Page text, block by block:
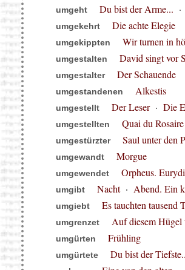
umgeht Du bist der Arme... ·
umgekehrt Die achte Elegie
umgekippten Wir turnen in
umgestalten David singt vor
umgestalter Der Schauende
umgestandenen Alkestis
umgestellt Der Leser· Die
umgestellten Quai du Rosaire
umgestürzter Saul unter den
umgewandt Morgue
umgewendet Orpheus.
umgibt Nacht· Abend. Ein
umgiebt Es tauchten tausend
umgrenzet Auf diesem Hügel
umgürten Frühling
umgürtete Du bist der